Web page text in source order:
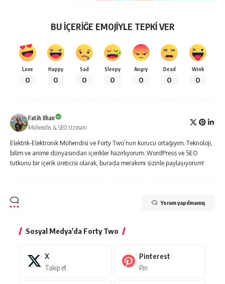
BU İÇERİĞE EMOJİYLE TEPKİ VER
Love
0
Happy
0
Sad
0
Sleepy
0
Angry
0
Dead
0
Wink
0
Fatih Ilhan
Mühendis & SEO Uzmanı
Elektrik-Elektronik Mühendisi ve Forty Two’nun kurucu ortağıyım. Teknoloji,
bilim ve anime dünyasından içerikler hazırlıyorum. WordPress ve SEO
tutkunu bir içerik üreticisi olarak, burada merakımı sizinle paylaşıyorum!
Yorum yapılmamış
Sosyal Medya'da Forty Two
X
Takip et
Pinterest
Pin